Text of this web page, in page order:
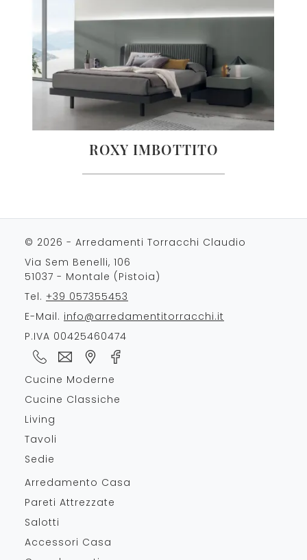
ROXY IMBOTTITO
© 2026 - Arredamenti Torracchi Claudio
Via Sem Benelli, 106
51037 - Montale (Pistoia)
Tel. +39 057355453
E-Mail. info@arredamentitorracchi.it
P.IVA 00425460474
Cucine Moderne
Cucine Classiche
Living
Tavoli
Sedie
Arredamento Casa
Pareti Attrezzate
Salotti
Accessori Casa